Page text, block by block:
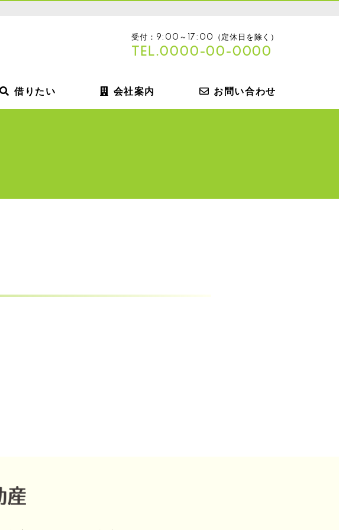
受付：9:00～17:00（定休日を除く）
TEL.0000-00-0000
借りたい 会社案内 お問い合わせ